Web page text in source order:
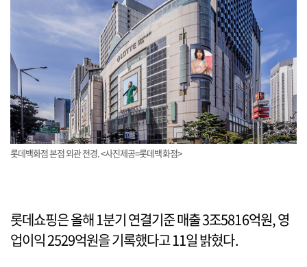
롯데백화점 본점 외관 전경. <사진제공=롯데백화점>
롯데쇼핑은 올해 1분기 연결기준 매출 3조5816억원, 영
업이익 2529억원을 기록했다고 11일 밝혔다.